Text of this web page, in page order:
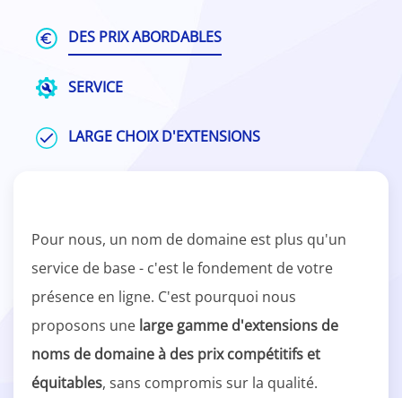
DES PRIX ABORDABLES
SERVICE
LARGE CHOIX D'EXTENSIONS
Pour nous, un nom de domaine est plus qu'un
service de base - c'est le fondement de votre
présence en ligne. C'est pourquoi nous
proposons une large gamme d'extensions de
noms de domaine à des prix compétitifs et
équitables, sans compromis sur la qualité.